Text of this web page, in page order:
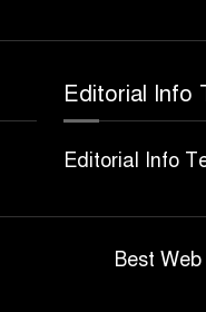
৭
Editorial Info
Editorial Info
Best